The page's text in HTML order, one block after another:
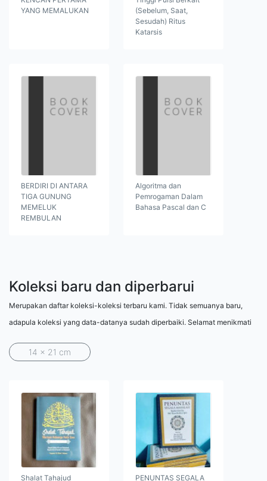
YANG MEMALUKAN
(Sebelum, Saat,
Sesudah) Ritus
Katarsis
BERDIRI DI ANTARA
TIGA GUNUNG
MEMELUK
REMBULAN
Algoritma dan
Pemrogaman Dalam
Bahasa Pascal dan C
Koleksi baru dan diperbarui
Merupakan daftar koleksi-koleksi terbaru kami. Tidak semuanya baru,
adapula koleksi yang data-datanya sudah diperbaiki. Selamat menikmati
14 x 21 cm
Shalat Tahajud PENUNTAS SEGALA